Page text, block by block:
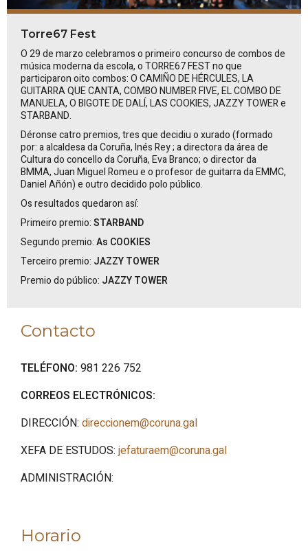
Torre67 Fest
O 29 de marzo celebramos o primeiro concurso de combos de
música moderna da escola, o TORRE67 FEST no que
participaron oito combos:O CAMIÑO DE HÉRCULES, LA
GUITARRA QUE CANTA, COMBO NUMBER FIVE, EL COMBO DE
MANUELA, O BIGOTE DE DALÍ, LAS COOKIES, JAZZY TOWERe
STARBAND.
Déronse catro premios, tres que decidiu o xurado (formado
por: a alcaldesa da Coruña,InésRey; a directora da área de
Cultura do concello da Coruña, Eva Branco; o director da
BMMA, Juan Miguel Romeu e o profesor de guitarra da EMMC,
Daniel Añón) e outro decidido polo público.
Os resultados quedaron así:
Primeiro premio:STARBAND
Segundo premio:As COOKIES
Terceiro premio: JAZZY TOWER
Premio do público: JAZZY TOWER
Contacto
TELÉFONO: 981 226 752
CORREOS ELECTRÓNICOS:
DIRECCIÓN: direccionem@coruna.gal
XEFA DE ESTUDOS: jefaturaem@coruna.gal
ADMINISTRACIÓN:
Horario